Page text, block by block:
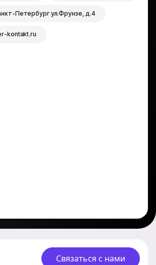
Петербург ул.Фрунзе, д.4
kontakt.ru
Связаться с нами